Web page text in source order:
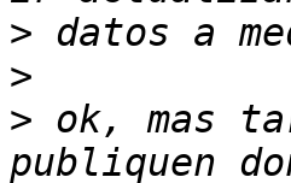
>
>
> ok, mas